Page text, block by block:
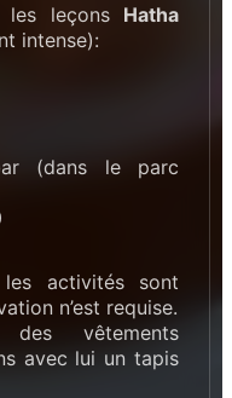
leçons Hatha
intense):
(dans le parc
activités sont
n’est requise.
des vêtements
avec lui un tapis